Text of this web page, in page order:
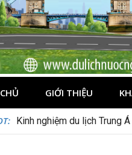
GIỚI THIỆU
Kinh nghiệm du lịch Trung
Du lịch Maldives – Lần